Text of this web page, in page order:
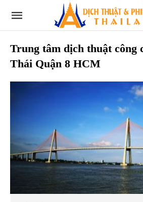
Trung tâm dịch thuật công
Thái Quận 8 HCM